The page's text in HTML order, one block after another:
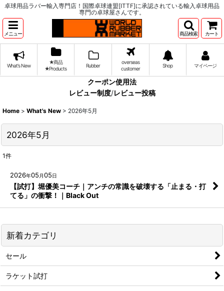
卓球用品ラバー輸入専門店！国際卓球連盟[ITTF]に承認されている輸入卓球用品
専門の卓球屋さんです。
メニュー 商品検索 カート
What's New
★商品
★Products
Rubber
overseas
customer
Shop マイページ
クーポン使用法
レビュー制度/レビュー投稿
Home > What's New > 2026年5月
2026年5月
1件
2026年05 月05日
【試打】堀優美コーチ｜アンチの常識を破壊する「止まる・打
てる」の衝撃！｜Black Out
新着カテゴリ
セール
ラケット試打